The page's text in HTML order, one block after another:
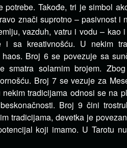
potrebe. Takođe, tri je simbol
znači suprotno – pasivnost i
vazduh, vatru i vodu – kao
i sa kreativnošću. U nekim
Broj 6 se povezuje sa
smatra solarnim brojem.
Broj 7 se vezuje za
tradicijama odnosi se na
Broj 9 čini
tradicijama, devetka je
koji imamo. U Tarotu